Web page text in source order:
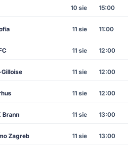
10 sie 15:00
11 sie 11:00
11 sie 12:00
11 sie 12:00
11 sie 12:00
Brann 11 sie 13:00
Zagreb 11 sie 13:00